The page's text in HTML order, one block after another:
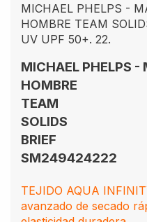
MICHAEL PHELPS -
HOMBRE TEAM
UV UPF 50+. 22.
MICHAEL PHELPS -
HOMBRE
TEAM
SOLIDS
BRIEF
SM249424222
TEJIDO AQUA
avanzado de secado